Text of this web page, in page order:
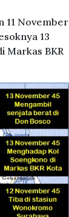
11 November
13
Markas BKR